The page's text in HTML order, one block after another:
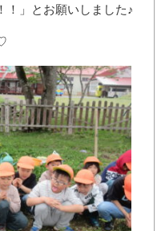
！」とお願いしました♪